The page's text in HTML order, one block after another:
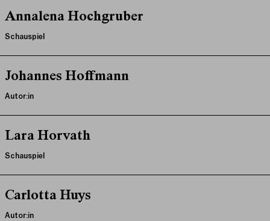
Annalena Hochgruber
Schauspiel
Johannes Hoffmann
Autor:in
Lara Horvath
Schauspiel
Carlotta Huys
Autor:in